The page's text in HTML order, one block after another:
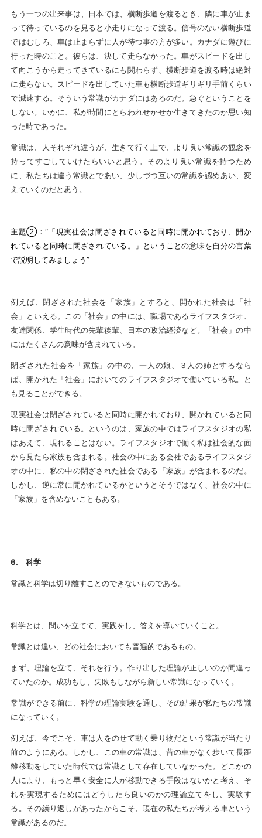
もう一つの出来事は、日本では、横断歩道を渡るとき、隣に車が止ま
って待っているのを見ると小走りになって渡る。信号のない横断歩道
ではむしろ、車は止まらずに人が待つ事の方が多い。カナダに遊びに
行った時のこと。彼らは、決して走らなかった。車がスピードを出し
て向こうから走ってきているにも関わらず、横断歩道を渡る時は絶対
に走らない。スピードを出していた車も横断歩道ギリギリ手前くらい
で減速する。そういう常識がカナダにはあるのだ。急ぐということを
しない。いかに、私が時間にとらわれせかせか生きてきたのか思い知
った時であった。
常識は、人それぞれ違うが、生きて行く上で、より良い常識の観念を
持ってすごしていけたらいいと思う。そのより良い常識を持つため
に、私たちは違う常識とであい、少しづつ互いの常識を認めあい、変
えていくのだと思う。
主題②：“「現実社会は閉ざされていると同時に開かれており、開か
れていると同時に閉ざされている。」ということの意味を自分の言葉
で説明してみましょう”
例えば、閉ざされた社会を「家族」とすると、開かれた社会は「社
会」といえる。この「社会」の中には、職場であるライフスタジオ、
友達関係、学生時代の先輩後輩、日本の政治経済など。「社会」の中
にはたくさんの意味が含まれている。
閉ざされた社会を「家族」の中の、一人の娘、３人の姉とするなら
ば、開かれた「社会」においてのライフスタジオで働いている私。と
も見ることができる。
現実社会は閉ざされていると同時に開かれており、開かれていると同
時に閉ざされている。というのは、家族の中ではライフスタジオの私
はあえて、現れることはない。ライフスタジオで働く私は社会的な面
から見たら家族も含まれる。社会の中にある会社であるライフスタジ
オの中に、私の中の閉ざされた社会である「家族」が含まれるのだ。
しかし、逆に常に開かれているかというとそうではなく、社会の中に
「家族」を含めないこともある。
6. 科学
常識と科学は切り離すことのできないものである。
科学とは、問いを立てて、実践をし、答えを導いていくこと。
常識とは違い、どの社会においても普遍的であるもの。
まず、理論を立て、それを行う。作り出した理論が正しいのか間違っ
ていたのか。成功もし、失敗もしながら新しい常識になっていく。
常識ができる前に、科学の理論実験を通し、その結果が私たちの常識
になっていく。
例えば、今でこそ、車は人をのせて動く乗り物だという常識が当たり
前のようにある。しかし、この車の常識は、昔の車がなく歩いて長距
離移動をしていた時代では常識として存在していなかった。どこかの
人により、もっと早く安全に人が移動できる手段はないかと考え、そ
れを実現するためにはどうしたら良いのかの理論立てをし、実験す
る。その繰り返しがあったからこそ、現在の私たちが考える車という
常識があるのだ。